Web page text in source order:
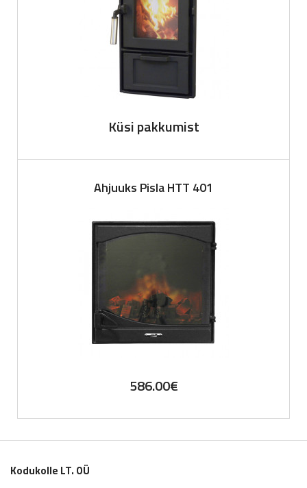
Küsi pakkumist
Ahjuuks Pisla HTT 401
586.00€
Kodukolle LT. OÜ